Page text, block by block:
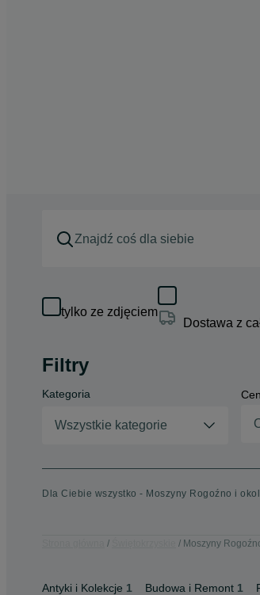
tylko ze zdjęciem
Dostawa z
Filtry
Kategoria
Wszystkie kategorie
Dla Ciebie wszystko - Moszyny Rogoźno i
Moszyny
Antyki i Kolekcje 1 Budowa i Remont 1